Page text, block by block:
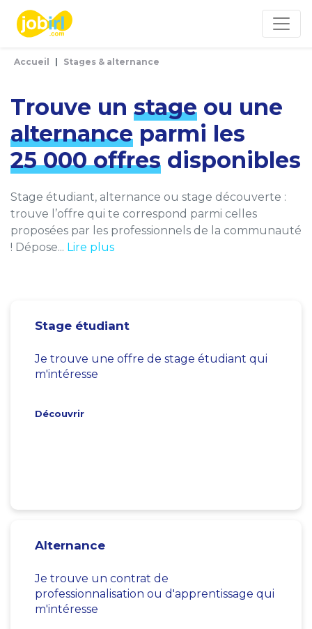
Accueil Stages & alternance
Trouve un stage ou une
alternance parmi les
25 000 offres disponibles
Stage étudiant, alternance ou stage découverte :
trouve l’offre qui te correspond parmi celles
proposées par les professionnels de la communauté
! Dépose... Lire plus
Stage étudiant
Je trouve une offre de stage étudiant qui
m'intéresse
Découvrir
Alternance
Je trouve un contrat de
professionnalisation ou d'apprentissage qui
m'intéresse
Panneau de gestion des cookies